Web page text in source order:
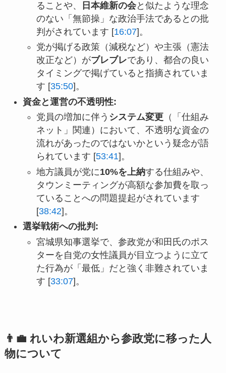
ることや、 日本維新の会と似たような理念
のない「無節操」な政治手法であるとの批
判がされています [16:07]。
党が掲げる政策（減税など）や主張（憲法
改正など）がブレブレであり、都合の良い
タイミングで掲げていると指摘されていま
す [35:50]。
資金と運営の不透明性:
党員の増加に伴う システム変更（「仕組み
ネット」関連）において、不透明な資金の
流れがあったのではないかという疑念が語
られています [53:41]。
地方議員が党に10%を上納する仕組みや、
タウンミーティングが高額な参加費を取っ
ていることへの問題提起がされています
[38:42]。
選挙戦術への批判:
宮城県知事選挙で、参政党が和田氏のポス
ターを自党の女性議員が目立つように立て
た行為が「最低」だと強く非難されていま
す [33:07]。
👨‍💼 れいわ新選組から参政党に移った人
物について